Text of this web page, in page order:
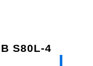
S80L-4